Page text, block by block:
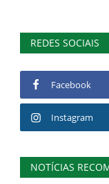
REDES SOCIAIS
Facebook
Instagram
NOTÍCIAS